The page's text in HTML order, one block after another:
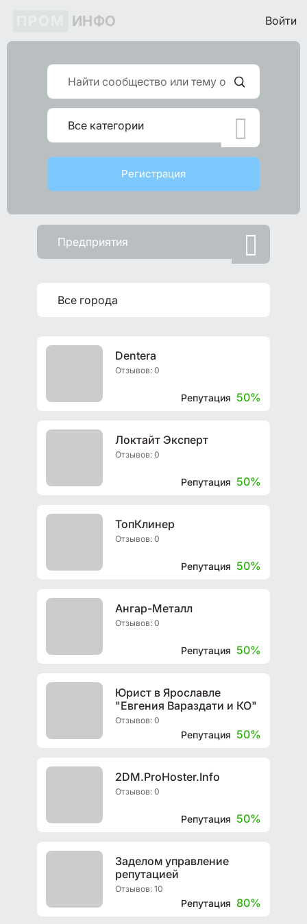
ИНФО Войти
Все категории 
Регистрация
Предприятия 
Все города
Dentera
Отзывов: 0
Репутация 50%
Локтайт Эксперт
Отзывов: 0
Репутация 50%
ТопКлинер
Отзывов: 0
Репутация 50%
Ангар-Металл
Отзывов: 0
Репутация 50%
Юрист в Ярославле
"Евгения Вараздати и КО"
Отзывов: 0
Репутация 50%
2DM.ProHoster.Info
Отзывов: 0
Репутация 50%
Заделом управление
репутацией
Отзывов: 10
Репутация 80%